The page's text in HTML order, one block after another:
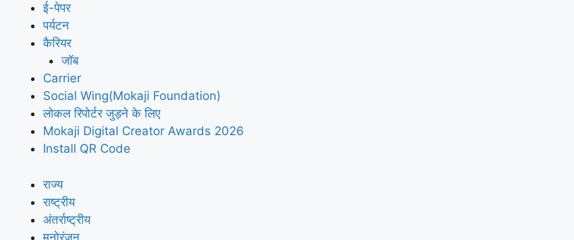
ई-पेपर
पर्यटन
कैरियर
जॉब
Carrier
Social Wing(Mokaji Foundation)
लोकल रिपोर्टर जुड़ने के लिए
Mokaji Digital Creator Awards 2026
Install QR Code
राज्य
राष्ट्रीय
अंतर्राष्ट्रीय
मनोरंजन